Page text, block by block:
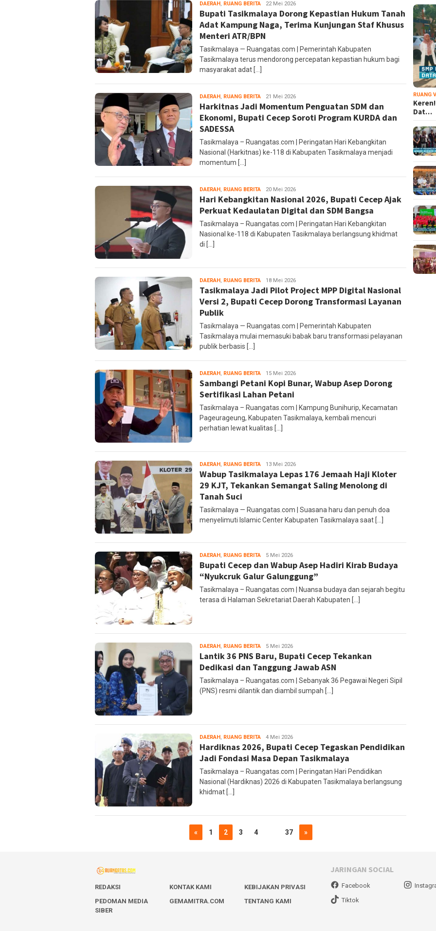
DAERAH , RUANG BERITA Ruang
Editor
22 Mei 2026
Bupati Tasikmalaya Dorong Kepastian Hukum Tanah
Adat Kampung Naga, Terima Kunjungan Staf Khusus
Menteri ATR/BPN
Tasikmalaya — Ruangatas.com | Pemerintah Kabupaten
Tasikmalaya terus mendorong percepatan kepastian hukum bagi
masyarakat adat […]
DAERAH , RUANG BERITA Ruang
Editor
21 Mei 2026
Harkitnas Jadi Momentum Penguatan SDM dan
Ekonomi, Bupati Cecep Soroti Program KURDA dan
SADESSA
Tasikmalaya – Ruangatas.com | Peringatan Hari Kebangkitan
Nasional (Harkitnas) ke-118 di Kabupaten Tasikmalaya menjadi
momentum […]
DAERAH , RUANG BERITA Ruang
Editor
20 Mei 2026
Hari Kebangkitan Nasional 2026, Bupati Cecep Ajak
Perkuat Kedaulatan Digital dan SDM Bangsa
Tasikmalaya – Ruangatas.com | Peringatan Hari Kebangkitan
Nasional ke-118 di Kabupaten Tasikmalaya berlangsung khidmat
di […]
DAERAH , RUANG BERITA Ruang
Editor
18 Mei 2026
Tasikmalaya Jadi Pilot Project MPP Digital Nasional
Versi 2, Bupati Cecep Dorong Transformasi Layanan
Publik
Tasikmalaya — Ruangatas.com | Pemerintah Kabupaten
Tasikmalaya mulai memasuki babak baru transformasi pelayanan
publik berbasis […]
DAERAH , RUANG BERITA Ruang
Editor
15 Mei 2026
Sambangi Petani Kopi Bunar, Wabup Asep Dorong
Sertifikasi Lahan Petani
Tasikmalaya – Ruangatas.com | Kampung Bunihurip, Kecamatan
Pageurageung, Kabupaten Tasikmalaya, kembali mencuri
perhatian lewat kualitas […]
DAERAH , RUANG BERITA Ruang
Editor
13 Mei 2026
Wabup Tasikmalaya Lepas 176 Jemaah Haji Kloter
29 KJT, Tekankan Semangat Saling Menolong di
Tanah Suci
Tasikmalaya — Ruangatas.com | Suasana haru dan penuh doa
menyelimuti Islamic Center Kabupaten Tasikmalaya saat […]
DAERAH , RUANG BERITA Ruang
Editor
5 Mei 2026
Bupati Cecep dan Wabup Asep Hadiri Kirab Budaya
“Nyukcruk Galur Galunggung”
Tasikmalaya – Ruangatas.com | Nuansa budaya dan sejarah begitu
terasa di Halaman Sekretariat Daerah Kabupaten […]
DAERAH , RUANG BERITA Ruang
Editor
5 Mei 2026
Lantik 36 PNS Baru, Bupati Cecep Tekankan
Dedikasi dan Tanggung Jawab ASN
Tasikmalaya – Ruangatas.com | Sebanyak 36 Pegawai Negeri Sipil
(PNS) resmi dilantik dan diambil sumpah […]
DAERAH , RUANG BERITA Ruang
Editor
4 Mei 2026
Hardiknas 2026, Bupati Cecep Tegaskan Pendidikan
Jadi Fondasi Masa Depan Tasikmalaya
Tasikmalaya – Ruangatas.com | Peringatan Hari Pendidikan
Nasional (Hardiknas) 2026 di Kabupaten Tasikmalaya berlangsung
khidmat […]
« 1 2 3 4 37 »
RUANG
Dat…
REDAKSI KONTAK KAMI
KEBIJAKAN PRIVASI
PEDOMAN MEDIA
SIBER
GEMAMITRA.COM TENTANG KAMI
JARINGAN SOCIAL
Facebook
Tiktok